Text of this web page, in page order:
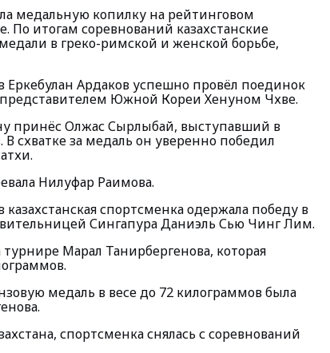
медальную копилку на рейтинговом
итогам соревнований казахстанские
в греко-римской и женской борьбе,
Еркебулан Ардаков успешно провёл поединок
Южной Кореи Хенуном Чхве.
принёс Олжас Сырлыбай, выступавший в
схватке за медаль он уверенно победил
Нилуфар Раимова.
спортсменка одержала победу в
Сингапура Даниэль Сью Чинг Лим.
Марал Танирбергенова, которая
медаль в весе до 72 килограммов была
спортсменка снялась с соревнований